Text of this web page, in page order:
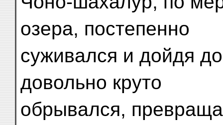
озера, постепенно
суживался и дойдя
довольно круто
обрывался,